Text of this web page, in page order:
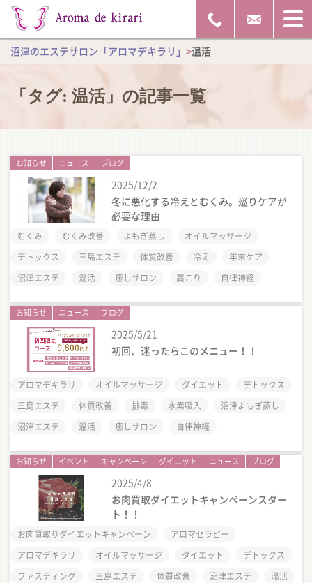
沼津のエステサロン「アロマデキラリ」 >温活
「タグ: 温活」の記事一覧
お知らせ ニュース ブログ
2025/12/2
冬に悪化する冷えとむくみ。巡りケアが
必要な理由
むくみ むくみ改善 よもぎ蒸し
オイルマッサージ
デトックス
三島エステ 体質改善 冷え
年末ケア
沼津エステ
温活 癒しサロン 肩こり 自律神経
お知らせ ニュース ブログ
2025/5/21
初回、迷ったらこのメニュー！！
アロマデキラリ オイルマッサージ ダイエット
デトックス
三島エステ
体質改善 排毒 水素吸入
沼津よもぎ蒸し
沼津エステ
温活 癒しサロン 自律神経
お知らせ イベント キャンペーン ダイエット ニュース ブログ
2025/4/8
お肉買取ダイエットキャンペーンスター
ト！！
お肉買取りダイエットキャンペーン
アロマセラピー
アロマデキラリ
オイルマッサージ ダイエット
デトックス
ファスティング
三島エステ 体質改善 沼津エステ
温活